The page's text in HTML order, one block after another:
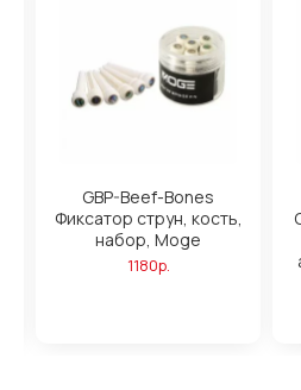
GBP-Beef-Bones
Фиксатор струн, кость,
набор, Moge
1180р.